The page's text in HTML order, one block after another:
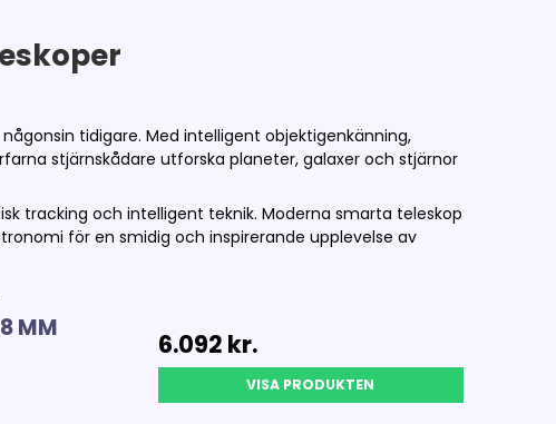
tidigare. Med intelligent objektigenkänning,
stjärnskådare utforska planeter, galaxer och stjärnor
tracking och intelligent teknik. Moderna smarta teleskop
för en smidig och inspirerande upplevelse av
MM
6.092 kr.
VISA PRODUKTEN